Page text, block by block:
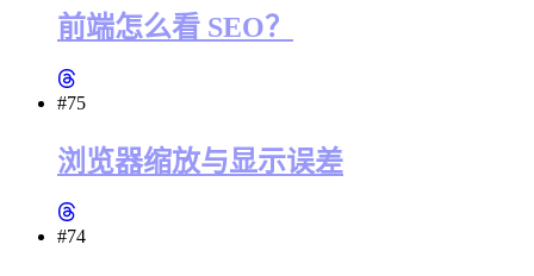
前端怎么看 SEO？
#75
浏览器缩放与显示误差
#74